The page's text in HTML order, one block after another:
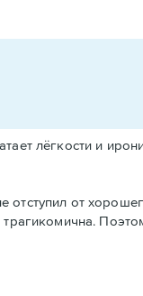
лёгкости и
отступил от